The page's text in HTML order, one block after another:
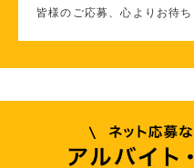
皆様のご応募、心よりお待ち